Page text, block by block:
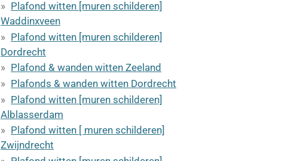
Plafond witten [muren schilderen]
Waddinxveen
Plafond witten [muren schilderen]
Dordrecht
Plafond & wanden witten Zeeland
Plafonds & wanden witten Dordrecht
Plafond witten [muren schilderen]
Alblasserdam
Plafond witten [ muren schilderen]
Zwijndrecht